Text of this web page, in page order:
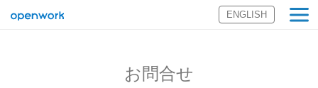
ENGLISH
お問合せ